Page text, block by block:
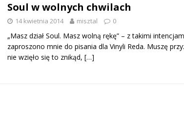
Soul w wolnych chwilach
14 kwietnia 2014 misztal 0
„Masz dział Soul. Masz wolną rękę” – z takimi
zaproszono mnie do pisania dla Vinyli Reda. Muszę
nie wzięło się to znikąd, […]